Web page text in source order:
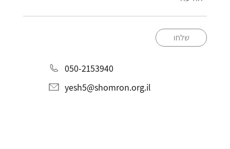
שלחו
050-2153940
yesh5@shomron.org.il